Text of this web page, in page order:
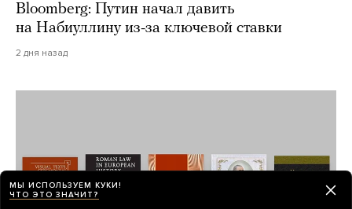
Bloomberg: Путин начал давить
на Набиуллину из-за ключевой ставки
2 дня назад
МЫ ИСПОЛЬЗУЕМ КУКИ!
ЧТО ЭТО ЗНАЧИТ?